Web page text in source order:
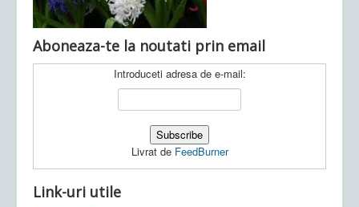
Aboneaza-te la noutati prin email
Introduceti adresa de e-mail:
Livrat de FeedBurner
Link-uri utile